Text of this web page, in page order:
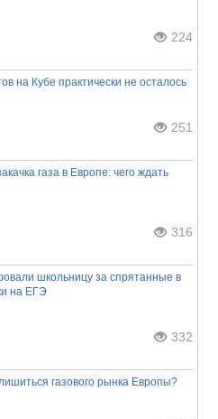
224
на Кубе практически не осталось
251
газа в Европе: чего ждать
316
школьницу за спрятанные в
на ЕГЭ
332
газового рынка Европы?